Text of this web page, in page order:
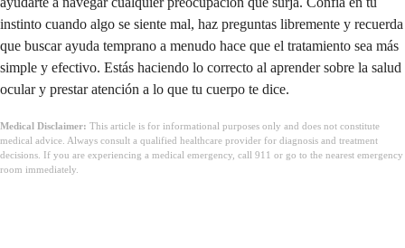
instinto cuando algo se siente mal, haz preguntas libremente y recuerda
que buscar ayuda temprano a menudo hace que el tratamiento sea más
simple y efectivo. Estás haciendo lo correcto al aprender sobre la salud
ocular y prestar atención a lo que tu cuerpo te dice.
Medical Disclaimer: This article is for informational purposes only and does not constitute
medical advice. Always consult a qualified healthcare provider for diagnosis and treatment
decisions. If you are experiencing a medical emergency, call 911 or go to the nearest emergency
room immediately.